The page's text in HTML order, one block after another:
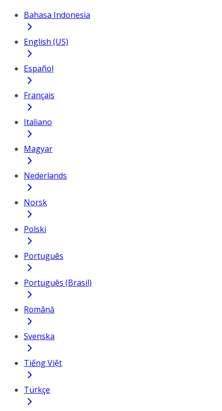
Bahasa Indonesia
English (US)
Español
Français
Italiano
Magyar
Nederlands
Norsk
Polski
Português
Português (Brasil)
Română
Svenska
Tiếng Việt
Türkçe